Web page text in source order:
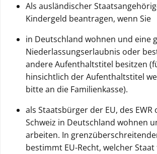
Als ausländischer
Kindergeld beantragen, wenn Sie
in Deutschland wohnen und eine
Niederlassungserlaubnis oder
andere Aufenthaltstitel besitzen
hinsichtlich der Aufenthaltstitel
bitte an die Familienkasse).
als Staatsbürger der EU, des EWR
Schweiz in Deutschland wohnen
arbeiten. In
bestimmt EU-Recht, welcher